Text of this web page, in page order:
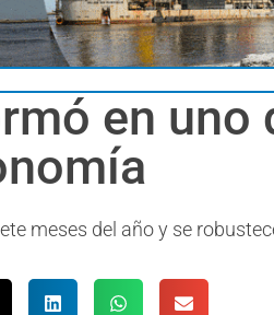
en uno
meses del año y se